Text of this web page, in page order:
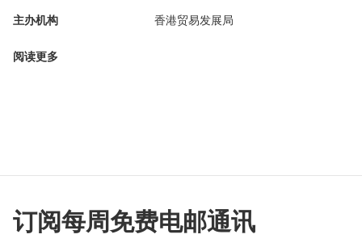
主办机构 香港贸易发展局
阅读更多
订阅每周免费电邮通讯